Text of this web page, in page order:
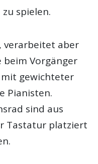
spielen.
verarbeitet aber
beim Vorgänger
mit gewichteter
Pianisten.
sind aus
Tastatur platziert